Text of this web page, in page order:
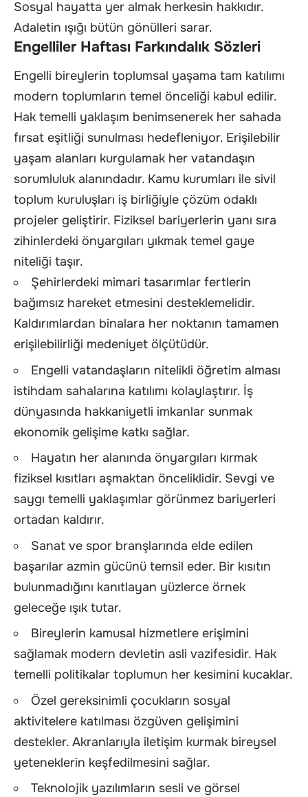
Sosyal hayatta yer almak herkesin hakkıdır.
Adaletin ışığı bütün gönülleri sarar.
Engelliler Haftası Farkındalık Sözleri
Engelli bireylerin toplumsal yaşama tam katılımı
modern toplumların temel önceliği kabul edilir.
Hak temelli yaklaşım benimsenerek her sahada
fırsat eşitliği sunulması hedefleniyor. Erişilebilir
yaşam alanları kurgulamak her vatandaşın
sorumluluk alanındadır. Kamu kurumları ile sivil
toplum kuruluşları iş birliğiyle çözüm odaklı
projeler geliştirir. Fiziksel bariyerlerin yanı sıra
zihinlerdeki önyargıları yıkmak temel gaye
niteliği taşır.
Şehirlerdeki mimari tasarımlar fertlerin
bağımsız hareket etmesini desteklemelidir.
Kaldırımlardan binalara her noktanın tamamen
erişilebilirliği medeniyet ölçütüdür.
Engelli vatandaşların nitelikli öğretim alması
istihdam sahalarına katılımı kolaylaştırır. İş
dünyasında hakkaniyetli imkanlar sunmak
ekonomik gelişime katkı sağlar.
Hayatın her alanında önyargıları kırmak
fiziksel kısıtları aşmaktan önceliklidir. Sevgi ve
saygı temelli yaklaşımlar görünmez bariyerleri
ortadan kaldırır.
Sanat ve spor branşlarında elde edilen
başarılar azmin gücünü temsil eder. Bir kısıtın
bulunmadığını kanıtlayan yüzlerce örnek
geleceğe ışık tutar.
Bireylerin kamusal hizmetlere erişimini
sağlamak modern devletin asli vazifesidir. Hak
temelli politikalar toplumun her kesimini kucaklar.
Özel gereksinimli çocukların sosyal
aktivitelere katılması özgüven gelişimini
destekler. Akranlarıyla iletişim kurmak bireysel
yeteneklerin keşfedilmesini sağlar.
Teknolojik yazılımların sesli ve görsel